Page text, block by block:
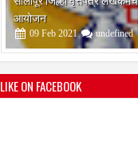
श्री मल्लिकार्जुन प्रशालेकडून
25 Mar 2021 undefined
LIKE ON FACEBOOK